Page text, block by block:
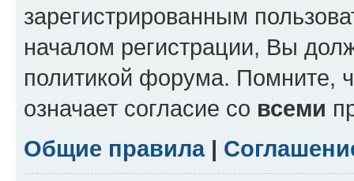
зарегистрированным
началом регистрации, Вы
политикой форума. Помните,
означает согласие со всеми
Общие правила|